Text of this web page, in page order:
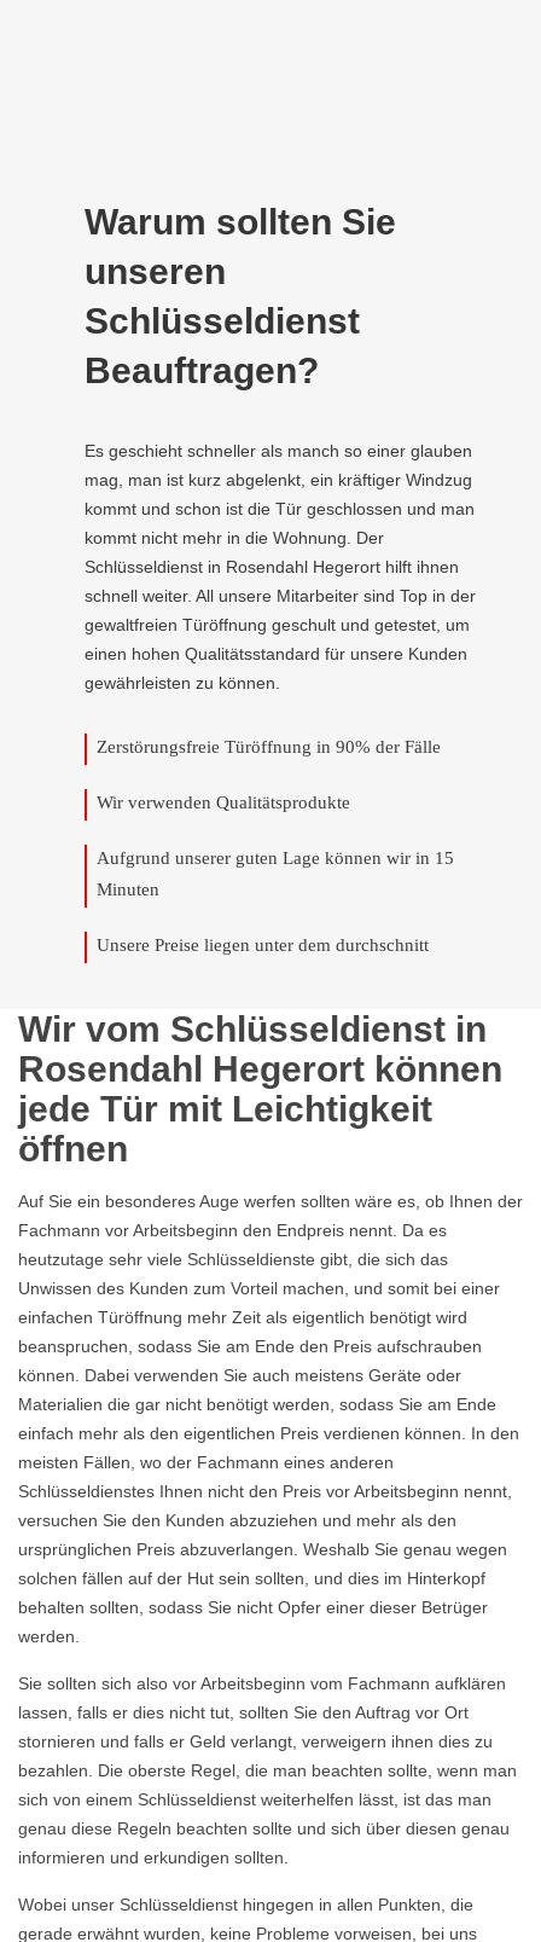
Warum sollten Sie
unseren
Schlüsseldienst
Beauftragen?
Es geschieht schneller als manch so einer glauben
mag, man ist kurz abgelenkt, ein kräftiger Windzug
kommt und schon ist die Tür geschlossen und man
kommt nicht mehr in die Wohnung. Der
Schlüsseldienst in Rosendahl Hegerort hilft ihnen
schnell weiter. All unsere Mitarbeiter sind Top in der
gewaltfreien Türöffnung geschult und getestet, um
einen hohen Qualitätsstandard für unsere Kunden
gewährleisten zu können.
Zerstörungsfreie Türöffnung in 90% der Fälle
Wir verwenden Qualitätsprodukte
Aufgrund unserer guten Lage können wir in 15
Minuten
Unsere Preise liegen unter dem durchschnitt
Wir vom Schlüsseldienst in
Rosendahl Hegerort können
jede Tür mit Leichtigkeit
öffnen
Auf Sie ein besonderes Auge werfen sollten wäre es, ob Ihnen der
Fachmann vor Arbeitsbeginn den Endpreis nennt. Da es
heutzutage sehr viele Schlüsseldienste gibt, die sich das
Unwissen des Kunden zum Vorteil machen, und somit bei einer
einfachen Türöffnung mehr Zeit als eigentlich benötigt wird
beanspruchen, sodass Sie am Ende den Preis aufschrauben
können. Dabei verwenden Sie auch meistens Geräte oder
Materialien die gar nicht benötigt werden, sodass Sie am Ende
einfach mehr als den eigentlichen Preis verdienen können. In den
meisten Fällen, wo der Fachmann eines anderen
Schlüsseldienstes Ihnen nicht den Preis vor Arbeitsbeginn nennt,
versuchen Sie den Kunden abzuziehen und mehr als den
ursprünglichen Preis abzuverlangen. Weshalb Sie genau wegen
solchen fällen auf der Hut sein sollten, und dies im Hinterkopf
behalten sollten, sodass Sie nicht Opfer einer dieser Betrüger
werden.
Sie sollten sich also vor Arbeitsbeginn vom Fachmann aufklären
lassen, falls er dies nicht tut, sollten Sie den Auftrag vor Ort
stornieren und falls er Geld verlangt, verweigern ihnen dies zu
bezahlen. Die oberste Regel, die man beachten sollte, wenn man
sich von einem Schlüsseldienst weiterhelfen lässt, ist das man
genau diese Regeln beachten sollte und sich über diesen genau
informieren und erkundigen sollten.
Wobei unser Schlüsseldienst hingegen in allen Punkten, die
gerade erwähnt wurden, keine Probleme vorweisen, bei uns